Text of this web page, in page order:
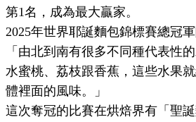
第1名，成為最大贏家。
2025年世界耶誕麵包錦標賽總冠
「由北到南有很多不同種代表性
水蜜桃、荔枝跟香蕉，這些水果
體裡面的風味。」
這次奪冠的比賽在烘焙界有「聖